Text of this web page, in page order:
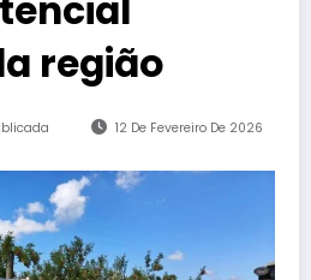
região
12 De Fevereiro De 2026